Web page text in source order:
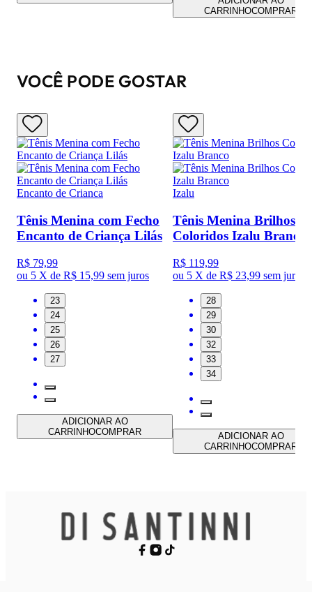
CARRINHOCOMPRAR
VOCÊ PODE GOSTAR
Encanto de Crianca
Tênis Menina com Fecho
Encanto de Criança Lilás
R$ 79,99
ou 5 X de R$ 15,99 sem juros
23
24
25
26
27
ADICIONAR AO
CARRINHOCOMPRAR
Izalu
Tênis Menina Brilhos
Coloridos Izalu Branco
R$ 119,99
ou 5 X de R$ 23,99 sem juros
28
29
30
32
33
34
ADICIONAR AO
CARRINHOCOMPRAR